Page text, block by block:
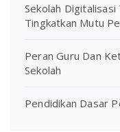
Sekolah
Tingkatkan Mutu
Peran Guru Dan
Sekolah
Pendidikan Dasar